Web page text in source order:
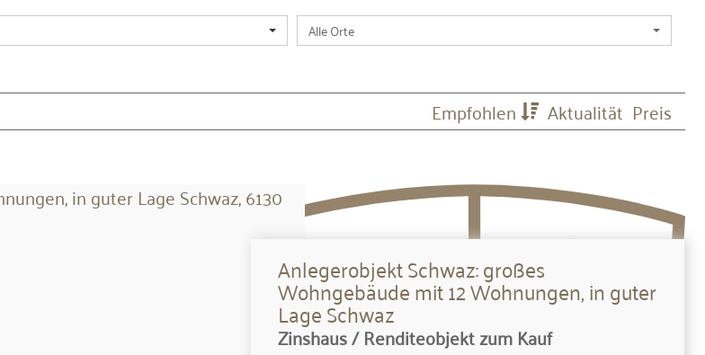
Alle Orte
Empfohlen Aktualität Preis
Anlegerobjekt Schwaz: großes
Wohngebäude mit 12 Wohnungen, in guter
Lage Schwaz
Zinshaus / Renditeobjekt zum Kauf